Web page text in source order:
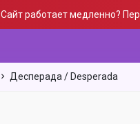
Сайт работает медленно?
Десперада / Desperada